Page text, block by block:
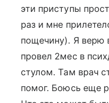
эти приступы
раз и мне
пощечину). Я верю
провел 2мес в
стулом. Там врач
помог. Боюсь еще